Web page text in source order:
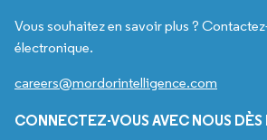
Vous souhaitez en savoir plus ?
électronique.
careers@mordorintelligence.com
CONNECTEZ-VOUS AVEC NOUS